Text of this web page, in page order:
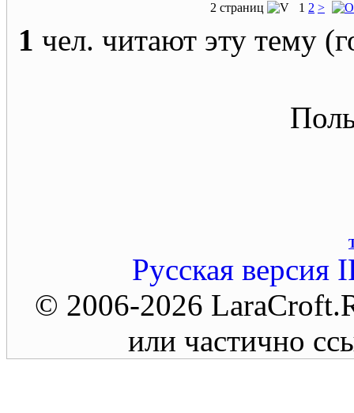
2 страниц 1 2 >
1 чел. читают эту тему
Русская версия
© 2006-2026
или частично